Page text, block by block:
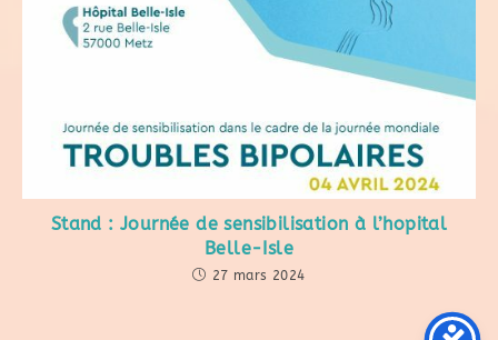
Stand : Journée de sensibilisation à l’hopital
Belle-Isle
27 mars 2024